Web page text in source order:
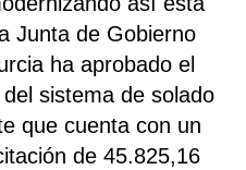
Junta de Gobierno
ha aprobado el
sistema de solado
que cuenta con un
de 45.825,16